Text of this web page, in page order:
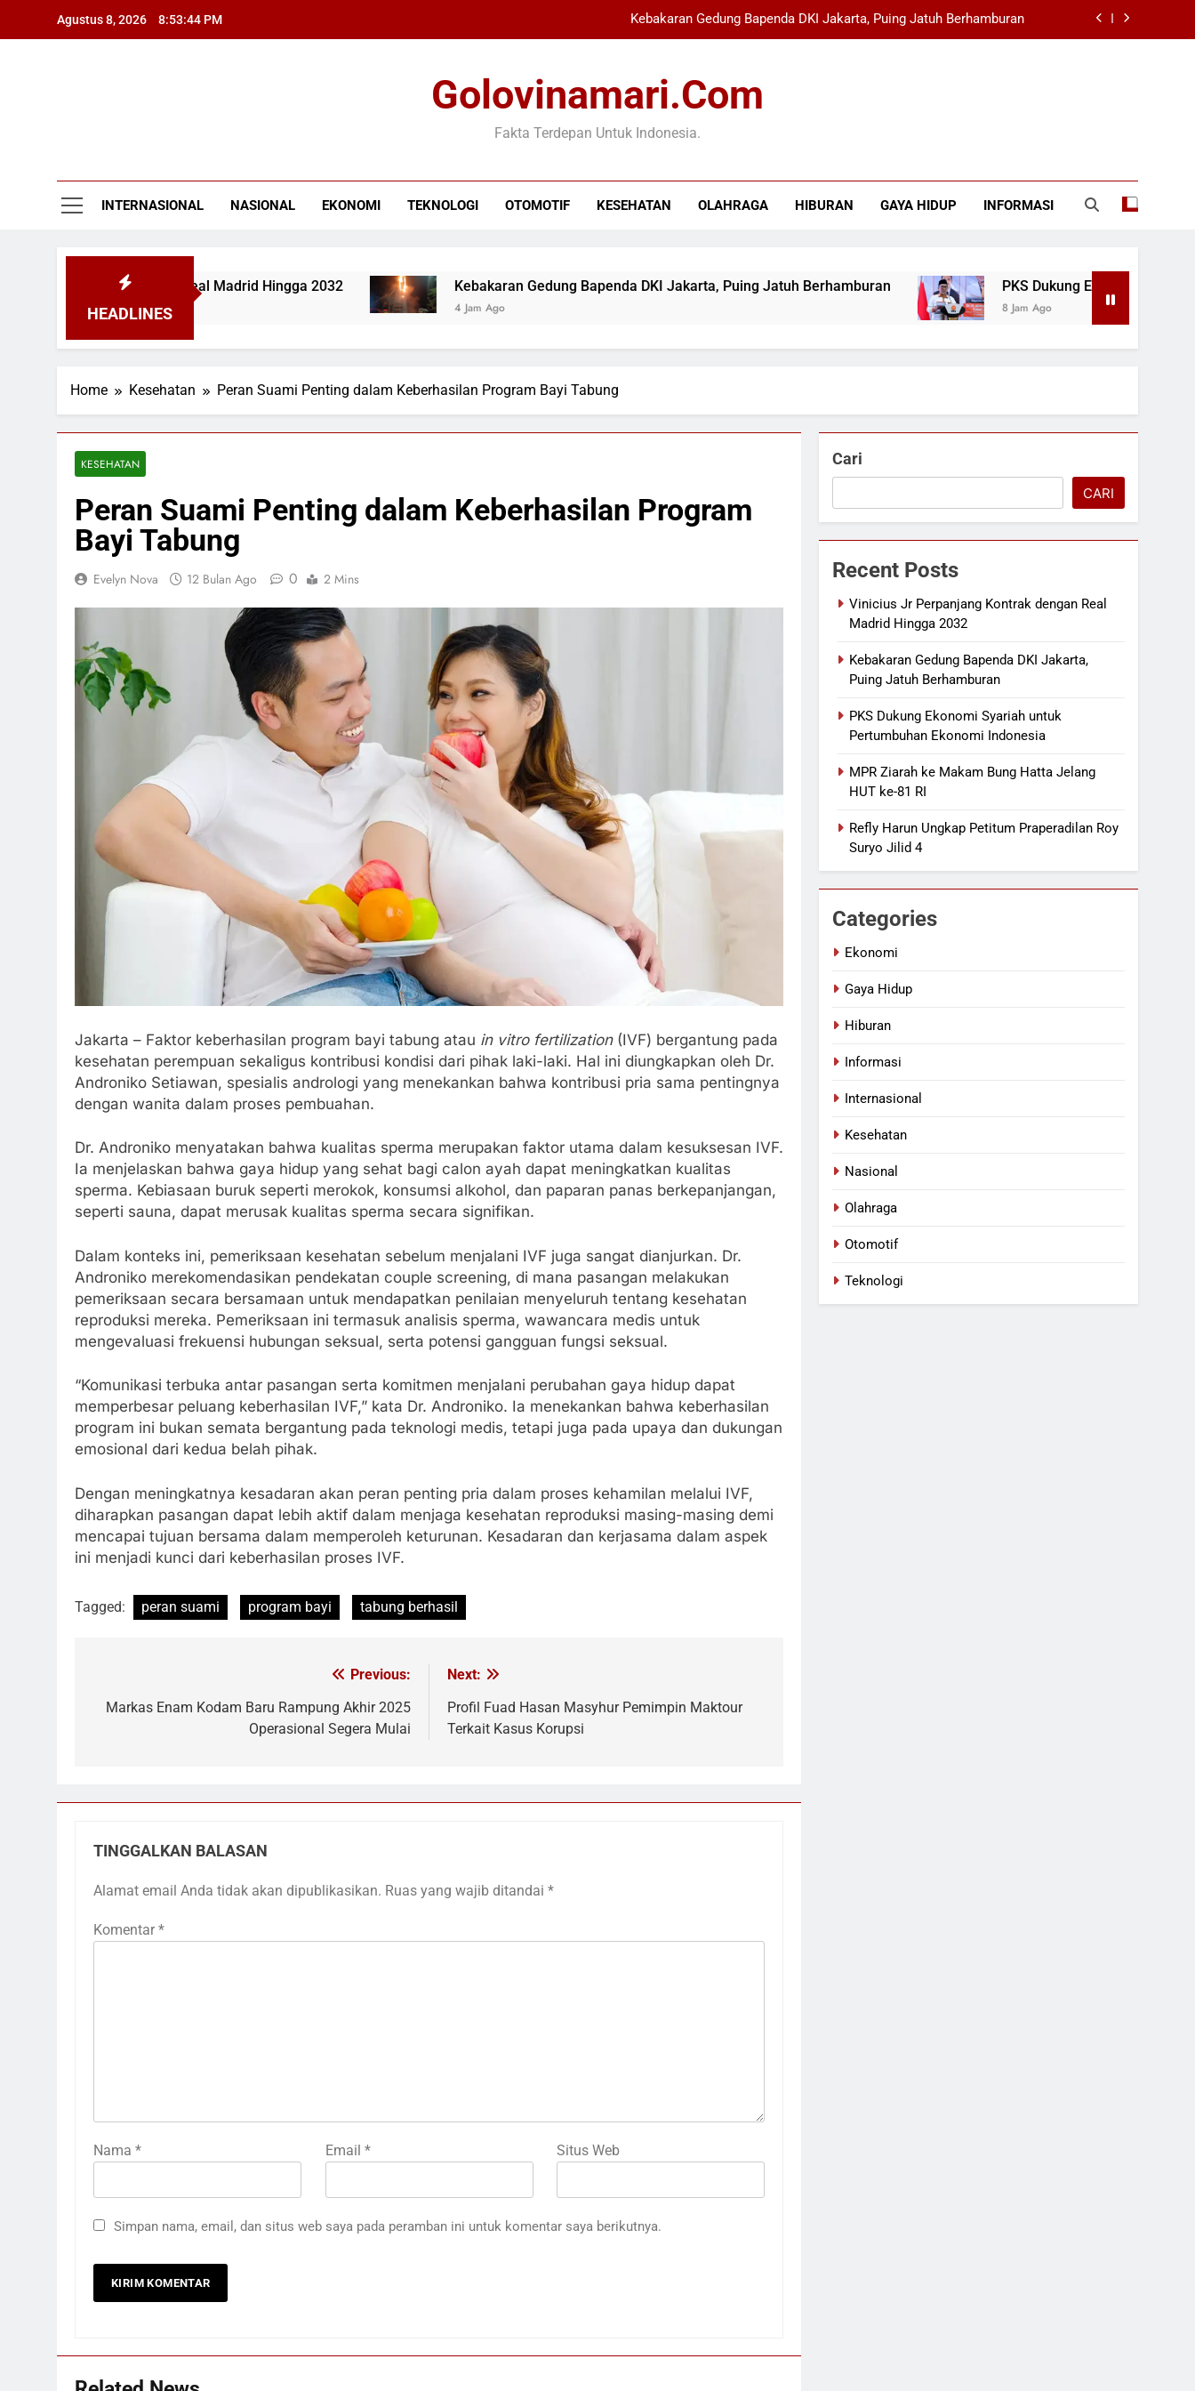
Agustus 8, 2026 8:53:45 PM Kebakaran Gedung Bapenda DKI Jakarta, Puing Jatuh Berhamburan
MPR Ziarah ke Makam Bung Hatta Jelang HUT ke-81 RI
Vinicius Jr Perpanjang Kontrak dengan Real Madrid Hingga 2032
PKS Dukung Ekonomi Syariah untuk Pertumbuhan Ekonomi Indonesia
Golovinamari.com
Fakta Terdepan Untuk Indonesia.
INTERNASIONAL NASIONAL EKONOMI TEKNOLOGI OTOMOTIF KESEHATAN OLAHRAGA HIBURAN GAYA HIDUP INFORMASI
HEADLINES
Kontrak dengan Real Madrid Hingga 2032 Kebakaran Gedung Bapenda DKI Jakarta, Puing Jatuh Berhamburan
4 Jam Ago
PKS Dukung Ekonomi Syariah untuk
8 Jam Ago
Home Kesehatan Peran Suami Penting dalam Keberhasilan Program Bayi Tabung
KESEHATAN
Peran Suami Penting dalam Keberhasilan Program
Bayi Tabung
Evelyn Nova 12 Bulan Ago 0 2 Mins
Jakarta – Faktor keberhasilan program bayi tabung atau in vitro fertilization(IVF) bergantung pada
kesehatan perempuan sekaligus kontribusi kondisi dari pihak laki-laki. Hal ini diungkapkan oleh Dr.
Androniko Setiawan, spesialis andrologi yang menekankan bahwa kontribusi pria sama pentingnya
dengan wanita dalam proses pembuahan.
Dr. Androniko menyatakan bahwa kualitas sperma merupakan faktor utama dalam kesuksesan IVF.
Ia menjelaskan bahwa gaya hidup yang sehat bagi calon ayah dapat meningkatkan kualitas
sperma. Kebiasaan buruk seperti merokok, konsumsi alkohol, dan paparan panas berkepanjangan,
seperti sauna, dapat merusak kualitas sperma secara signifikan.
Dalam konteks ini, pemeriksaan kesehatan sebelum menjalani IVF juga sangat dianjurkan. Dr.
Androniko merekomendasikan pendekatan couple screening, di mana pasangan melakukan
pemeriksaan secara bersamaan untuk mendapatkan penilaian menyeluruh tentang kesehatan
reproduksi mereka. Pemeriksaan ini termasuk analisis sperma, wawancara medis untuk
mengevaluasi frekuensi hubungan seksual, serta potensi gangguan fungsi seksual.
“Komunikasi terbuka antar pasangan serta komitmen menjalani perubahan gaya hidup dapat
memperbesar peluang keberhasilan IVF,” kata Dr. Androniko. Ia menekankan bahwa keberhasilan
program ini bukan semata bergantung pada teknologi medis, tetapi juga pada upaya dan dukungan
emosional dari kedua belah pihak.
Dengan meningkatnya kesadaran akan peran penting pria dalam proses kehamilan melalui IVF,
diharapkan pasangan dapat lebih aktif dalam menjaga kesehatan reproduksi masing-masing demi
mencapai tujuan bersama dalam memperoleh keturunan. Kesadaran dan kerjasama dalam aspek
ini menjadi kunci dari keberhasilan proses IVF.
Tagged: peran suami program bayi tabung berhasil
pos
Previous:
Markas Enam Kodam Baru Rampung Akhir 2025
Operasional Segera Mulai
Next:
Profil Fuad Hasan Masyhur Pemimpin Maktour
Terkait Kasus Korupsi
TINGGALKAN BALASAN
Alamat email Anda tidak akan dipublikasikan. Ruas yang wajib ditandai *
Komentar *
Nama * Email * Situs Web
Simpan nama, email, dan situs web saya pada peramban ini untuk komentar saya berikutnya.
Cari
CARI
Recent Posts
Vinicius Jr Perpanjang Kontrak dengan Real
Madrid Hingga 2032
Kebakaran Gedung Bapenda DKI Jakarta,
Puing Jatuh Berhamburan
PKS Dukung Ekonomi Syariah untuk
Pertumbuhan Ekonomi Indonesia
MPR Ziarah ke Makam Bung Hatta Jelang
HUT ke-81 RI
Refly Harun Ungkap Petitum Praperadilan Roy
Suryo Jilid 4
Categories
Ekonomi
Gaya Hidup
Hiburan
Informasi
Internasional
Kesehatan
Nasional
Olahraga
Otomotif
Teknologi